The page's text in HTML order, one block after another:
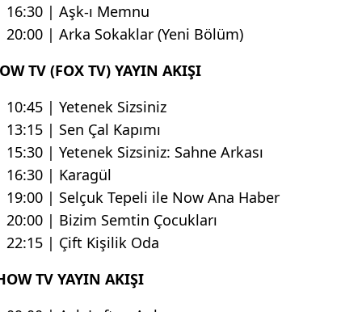
16:30 | Aşk-ı Memnu
20:00 | Arka Sokaklar (Yeni Bölüm)
TV (FOX TV) YAYIN AKIŞI
10:45 | Yetenek Sizsiniz
13:15 | Sen Çal Kapımı
15:30 | Yetenek Sizsiniz: Sahne Arkası
16:30 | Karagül
19:00 | Selçuk Tepeli ile Now Ana Haber
20:00 | Bizim Semtin Çocukları
22:15 | Çift Kişilik Oda
TV YAYIN AKIŞI